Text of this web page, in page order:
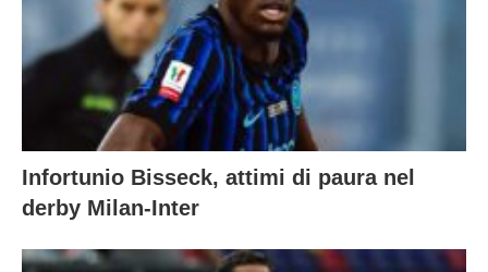
Infortunio Bisseck, attimi di paura nel
derby Milan-Inter